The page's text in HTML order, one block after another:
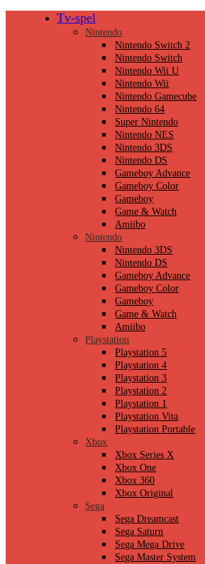
Tv-spel
Nintendo
Nintendo Switch 2
Nintendo Switch
Nintendo Wii U
Nintendo Wii
Nintendo Gamecube
Nintendo 64
Super Nintendo
Nintendo NES
Nintendo 3DS
Nintendo DS
Gameboy Advance
Gameboy Color
Gameboy
Game & Watch
Amiibo
Nintendo
Nintendo 3DS
Nintendo DS
Gameboy Advance
Gameboy Color
Gameboy
Game & Watch
Amiibo
Playstation
Playstation 5
Playstation 4
Playstation 3
Playstation 2
Playstation 1
Playstation Vita
Playstation Portable
Xbox
Xbox Series X
Xbox One
Xbox 360
Xbox Original
Sega
Sega Dreamcast
Sega Saturn
Sega Mega Drive
Sega Master System